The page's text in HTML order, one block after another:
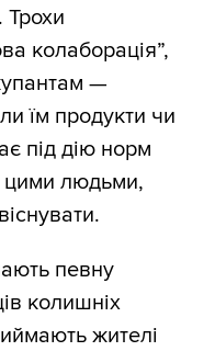
колаборація”,
—
їм продукти чи
під дію норм
цими людьми,
певну
колишніх
жителі